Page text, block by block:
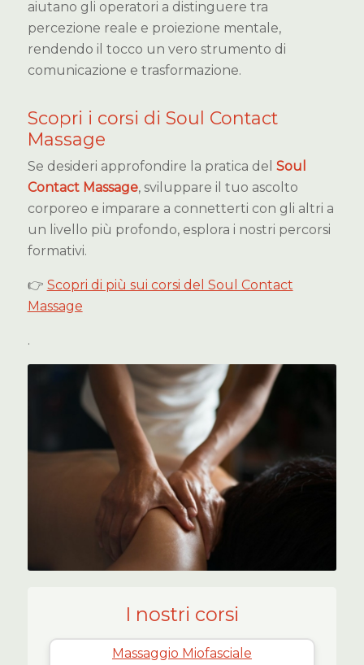
aiutano gli operatori a distinguere tra
percezione reale e proiezione mentale,
rendendo il tocco un vero strumento di
comunicazione e trasformazione.
Scopri i corsi di Soul Contact
Massage
Se desideri approfondire la pratica del Soul
Contact Massage, sviluppare il tuo ascolto
corporeo e imparare a connetterti con gli altri a
un livello più profondo, esplora i nostri percorsi
formativi.
👉 Scopri di più sui corsi del Soul Contact
Massage
.
I nostri corsi
Massaggio Miofasciale